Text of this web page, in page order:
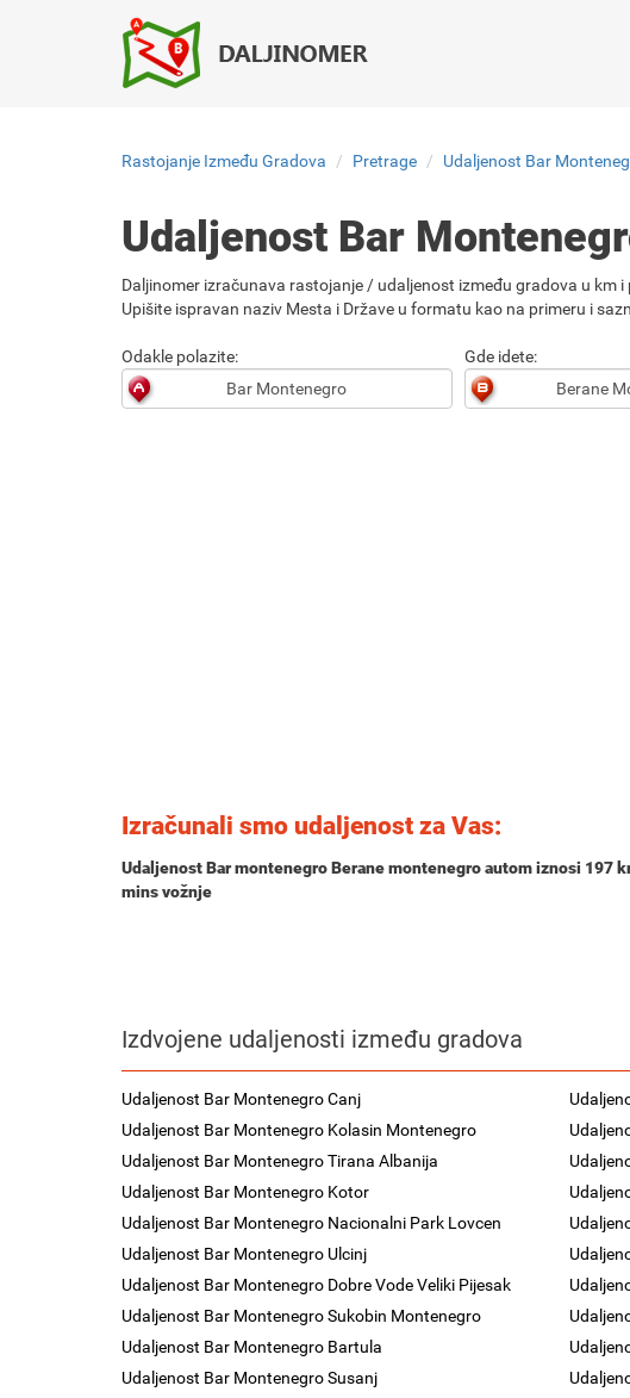
Rastojanje Između Gradova Pretrage Udaljenost Bar
Udaljenost Bar
Daljinomer izračunava rastojanje / udaljenost između gradova u km
Upišite ispravan naziv Mesta i Države u formatu kao na primeru i
Odakle polazite: Gde idete:
Izračunali smo udaljenost za Vas:
Udaljenost Bar montenegro Berane montenegro autom iznosi 197
minsvožnje
Izdvojene udaljenosti između gradova
Udaljenost Bar Montenegro Canj
Udaljenost Bar Montenegro Kolasin Montenegro
Udaljenost Bar Montenegro Tirana Albanija
Udaljenost Bar Montenegro Kotor
Udaljenost Bar Montenegro Nacionalni Park Lovcen
Udaljenost Bar Montenegro Ulcinj
Udaljenost Bar Montenegro Dobre Vode Veliki Pijesak
Udaljenost Bar Montenegro Sukobin Montenegro
Udaljenost Bar Montenegro Bartula
Udaljenost Bar Montenegro Susanj